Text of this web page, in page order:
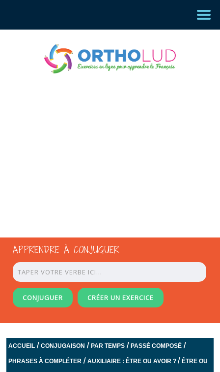
APPRENDRE À CONJUGUER
CONJUGUER CRÉER UN EXERCICE
ACCUEIL /CONJUGAISON /PAR TEMPS /PASSÉ COMPOSÉ /
PHRASES À COMPLÉTER /AUXILIAIRE : ÊTRE OU AVOIR ?/ÊTRE OU